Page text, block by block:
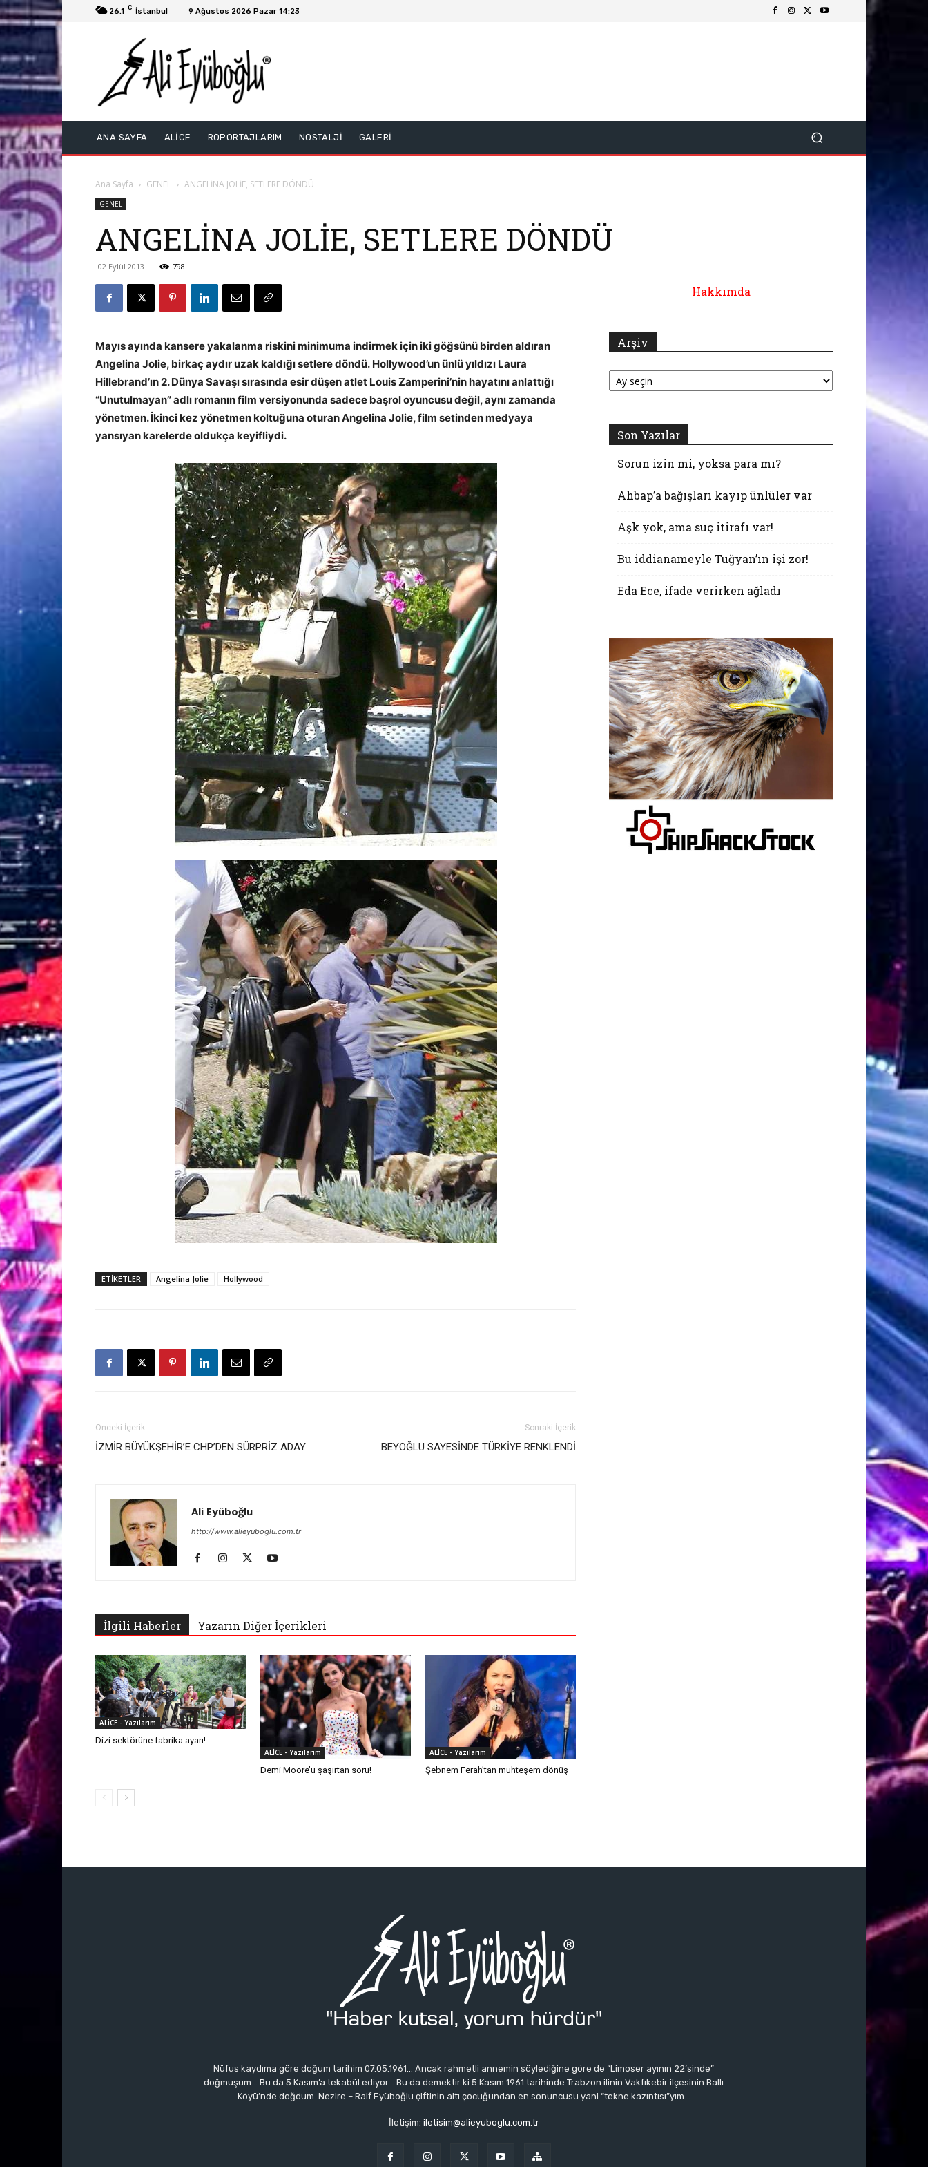
26.1 C İstanbul 9 Ağustos 2026 Pazar 14:23
ANA SAYFA ALİCE RÖPORTAJLARIM NOSTALJİ GALERİ
Ana Sayfa GENEL ANGELİNA JOLİE, SETLERE DÖNDÜ
GENEL
ANGELİNA JOLİE, SETLERE DÖNDÜ
02 Eylül 2013 798
Mayıs ayında kansere yakalanma riskini minimuma indirmek için iki göğsünü birden aldıran
Angelina Jolie, birkaç aydır uzak kaldığı setlere döndü. Hollywood’un ünlü yıldızı Laura
Hillebrand’ın 2. Dünya Savaşı sırasında esir düşen atlet Louis Zamperini’nin hayatını anlattığı
“Unutulmayan” adlı romanın film versiyonunda sadece başrol oyuncusu değil, aynı zamanda
yönetmen. İkinci kez yönetmen koltuğuna oturan Angelina Jolie, film setinden medyaya
yansıyan karelerde oldukça keyifliydi.
ETİKETLER Angelina Jolie Hollywood
Önceki İçerik
İZMİR BÜYÜKŞEHİR’E CHP’DEN SÜRPRİZ ADAY
Sonraki İçerik
BEYOĞLU SAYESİNDE TÜRKİYE RENKLENDİ
Ali Eyüboğlu
http://www.alieyuboglu.com.tr
İlgili Haberler Yazarın Diğer İçerikleri
ALİCE - Yazılarım
Dizi sektörüne fabrika ayarı!
ALİCE - Yazılarım
Demi Moore’u şaşırtan soru!
ALİCE - Yazılarım
Şebnem Ferah’tan muhteşem dönüş
Hakkımda
Arşiv
Arşiv
Son Yazılar
Sorun izin mi, yoksa para mı?
Ahbap’a bağışları kayıp ünlüler var
Aşk yok, ama suç itirafı var!
Bu iddianameyle Tuğyan’ın işi zor!
Eda Ece, ifade verirken ağladı
Nüfus kaydıma göre doğum tarihim 07.05.1961… Ancak rahmetli annemin söylediğine göre de “Limoser ayının 22’sinde”
doğmuşum… Bu da 5 Kasım’a tekabül ediyor… Bu da demektir ki 5 Kasım 1961 tarihinde Trabzon ilinin Vakfıkebir ilçesinin Ballı
Köyü’nde doğdum. Nezire – Raif Eyüboğlu çiftinin altı çocuğundan en sonuncusu yani “tekne kazıntısı”yım…
İletişim: iletisim@alieyuboglu.com.tr